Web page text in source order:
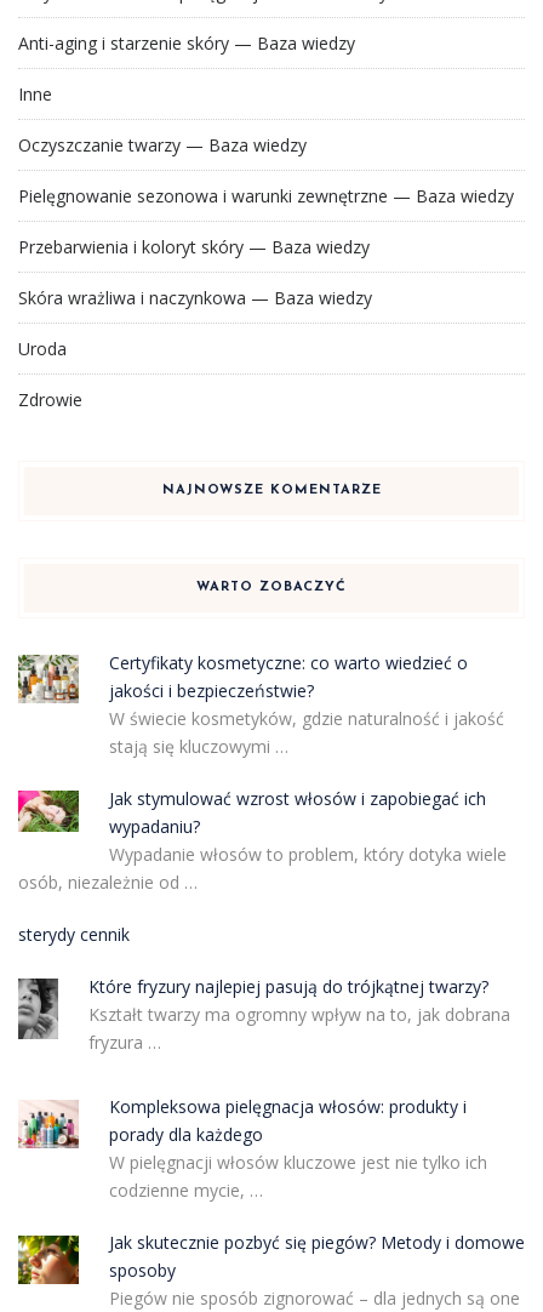
Anti-aging i starzenie skóry — Baza wiedzy
Inne
Oczyszczanie twarzy — Baza wiedzy
Pielęgnowanie sezonowa i warunki zewnętrzne — Baza wiedzy
Przebarwienia i koloryt skóry — Baza wiedzy
Skóra wrażliwa i naczynkowa — Baza wiedzy
Uroda
Zdrowie
NAJNOWSZE KOMENTARZE
WARTO ZOBACZYĆ
Certyfikaty kosmetyczne: co warto wiedzieć o
jakości i bezpieczeństwie?
W świecie kosmetyków, gdzie naturalność i jakość
stają się kluczowymi …
Jak stymulować wzrost włosów i zapobiegać ich
wypadaniu?
Wypadanie włosów to problem, który dotyka wiele
osób, niezależnie od …
sterydy cennik
Które fryzury najlepiej pasują do trójkątnej twarzy?
Kształt twarzy ma ogromny wpływ na to, jak dobrana
fryzura …
Kompleksowa pielęgnacja włosów: produkty i
porady dla każdego
W pielęgnacji włosów kluczowe jest nie tylko ich
codzienne mycie, …
Jak skutecznie pozbyć się piegów? Metody i domowe
sposoby
Piegów nie sposób zignorować – dla jednych są one